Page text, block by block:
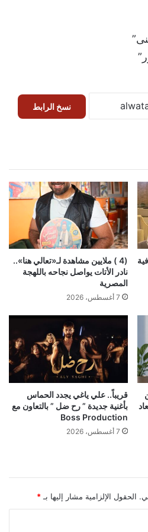
نسخ الرابط
(4 ) ملايين مشاهدة لـ«تعالي هنا»..
نادر الأتات يواصل نجاحه باللهجة
المصرية
7 أغسطس، 2026
قريباً.. علي ياغي يجدد الحماس
بأغنية جديدة ” رح ضل ” بالتعاون مع
Boss Production
7 أغسطس، 2026
الحقول الإلزامية مشار إليها بـ *